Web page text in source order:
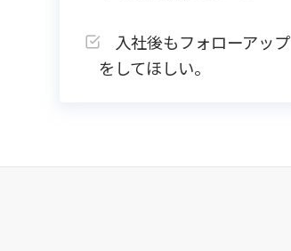
入社後もフォローアップ
をしてほしい。